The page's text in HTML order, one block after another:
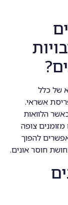
של כלל
אשראי.
הלוואות
צופה
להפוך
חוסר אונים.